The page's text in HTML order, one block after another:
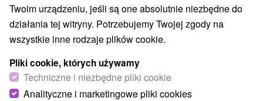
Twoim urządzeniu, jeśli są one absolutnie niezbędne do
działania tej witryny. Potrzebujemy Twojej zgody na
wszystkie inne rodzaje plików cookie.
Pliki cookie, których używamy
Techniczne i niezbędne pliki cookie
Analityczne i marketingowe pliki cookies